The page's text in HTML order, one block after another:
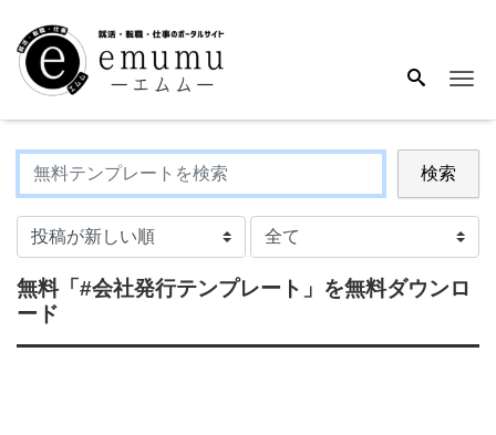
検索
無料「#会社発行テンプレート」 を無料ダウンロ
ード